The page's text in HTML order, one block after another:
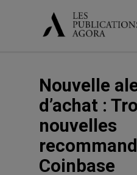
Nouvelle
d’achat :
nouvelles
Coinbase